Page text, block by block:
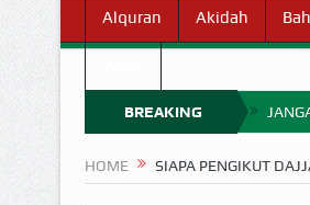
Alquran Akidah
BREAKING
NEWS
HOME SIAPA PENGIKUT